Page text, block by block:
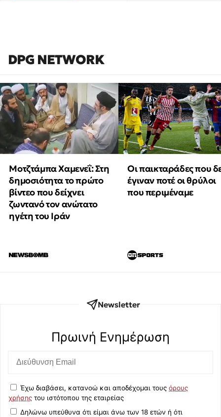
DPG NETWORK
Μοτζτάμπα Χαμενεΐ: Στη
δημοσιότητα το πρώτο
βίντεο που δείχνει
ζωντανό τον ανώτατο
ηγέτη του Ιράν
Οι παικταράδες που
έγιναν ποτέ οι θρύλοι
που περιμέναμε
Newsletter
Πρωινή Eνημέρωση
Έχω διαβάσει, κατανοώ και αποδέχομαι τους όρους
χρήσης του ιστότοπου της εταιρείας
Δηλώνω υπεύθυνα ότι είμαι άνω των 18 ετών ή ότι